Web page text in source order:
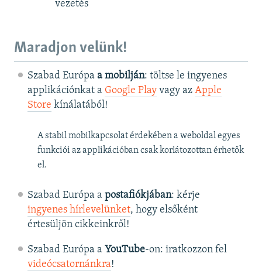
vezetés
Maradjon velünk!
Szabad Európa a mobilján: töltse le ingyenes
applikációnkat a Google Playvagy az Apple
Store kínálatából!
A stabil mobilkapcsolat érdekében a weboldal egyes
funkciói az applikációban csak korlátozottan érhetők
el.
Szabad Európa a postafiókjában: kérje
ingyenes hírlevelünket, hogy elsőként
értesüljön cikkeinkről!
Szabad Európa a YouTube-on: iratkozzon fel
videócsatornánkra!